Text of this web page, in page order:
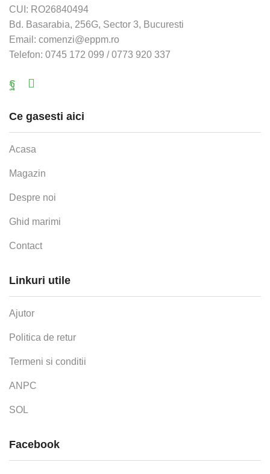
CUI: RO26840494
Bd. Basarabia, 256G, Sector 3, Bucuresti
Email: comenzi@eppm.ro
Telefon: 0745 172 099 / 0773 920 337
Facebook
Ce gasesti aici
Acasa
Magazin
Despre noi
Ghid marimi
Contact
Linkuri utile
Ajutor
Politica de retur
Termeni si conditii
ANPC
SOL
Facebook